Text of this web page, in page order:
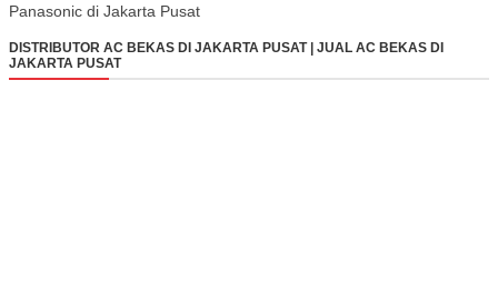
Panasonic di Jakarta Pusat
DISTRIBUTOR AC BEKAS DI JAKARTA PUSAT | JUAL AC BEKAS DI
JAKARTA PUSAT